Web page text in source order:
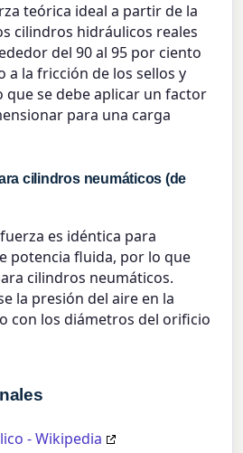
teórica ideal a partir de la
cilindros hidráulicos reales
del 90 al 95 por ciento
a la fricción de los sellos y
se debe aplicar un factor
para una carga
cilindros neumáticos (de
es idéntica para
potencia fluida, por lo que
cilindros neumáticos.
la presión del aire en la
con los diámetros del orificio
- Wikipedia